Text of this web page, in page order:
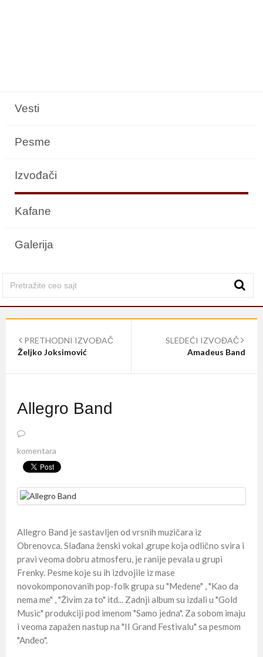
Vesti
Pesme
Izvođači
Kafane
Galerija
PRETHODNI IZVOĐAČ
Željko Joksimović
SLEDEĆI IZVOĐAČ
Amadeus Band
Allegro Band
komentara
Allegro Band je sastavljen od vrsnih muzičara iz
Obrenovca. Slađana ženski vokal ,grupe koja odlično svira i
pravi veoma dobru atmosferu, je ranije pevala u grupi
Frenky. Pesme koje su ih izdvojile iz mase
novokomponovanih pop-folk grupa su "Medene" , "Kao da
nema me" , "Živim za to" itd... Zadnji album su izdali u "Gold
Music" produkciji pod imenom "Samo jedna". Za sobom imaju
i veoma zapažen nastup na "II Grand Festivalu" sa pesmom
"Anđeo".